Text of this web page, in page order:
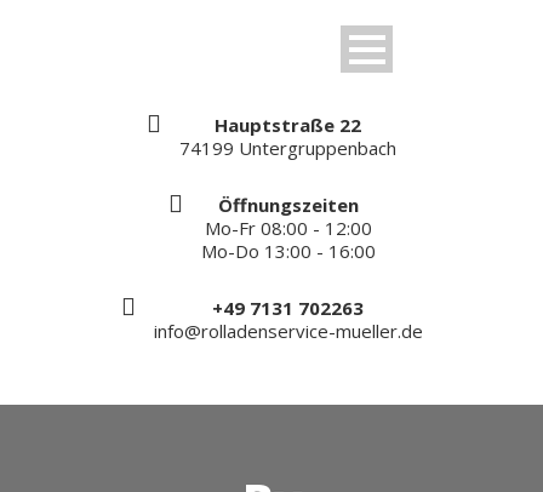
Hauptstraße 22
74199 Untergruppenbach
Öffnungszeiten
Mo-Fr 08:00 - 12:00
Mo-Do 13:00 - 16:00
+49 7131 702263
info@rolladenservice-mueller.de